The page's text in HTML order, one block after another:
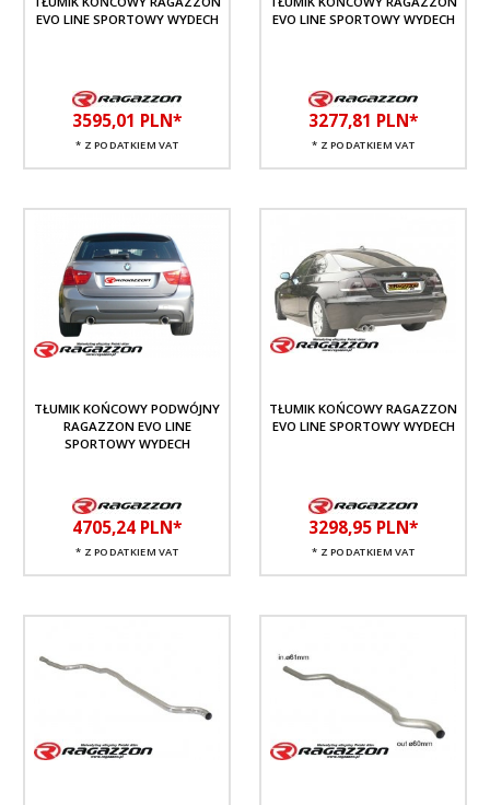
EVO LINE SPORTOWY WYDECH
3595,01 PLN*
* Z PODATKIEM VAT
EVO LINE SPORTOWY WYDECH
3277,81 PLN*
* Z PODATKIEM VAT
TŁUMIK KOŃCOWY PODWÓJNY
RAGAZZON EVO LINE
SPORTOWY WYDECH
4705,24 PLN*
* Z PODATKIEM VAT
TŁUMIK KOŃCOWY RAGAZZON
EVO LINE SPORTOWY WYDECH
3298,95 PLN*
* Z PODATKIEM VAT